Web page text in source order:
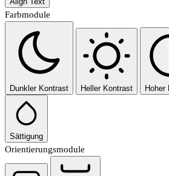
Farbmodule
Dunkler Kontrast Heller Kontrast Hoher
Sättigung
Orientierungsmodule